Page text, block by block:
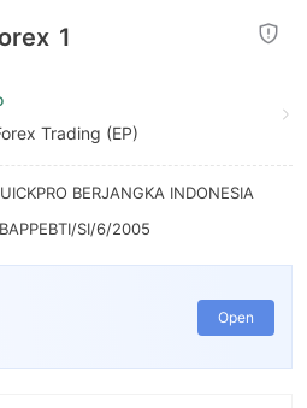
1
Trading (EP)
BERJANGKA INDONESIA
SI/6/2005
Open